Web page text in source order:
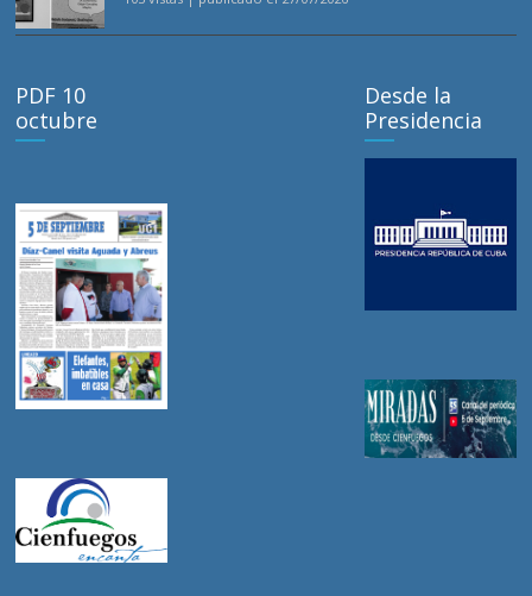
PDF 10
octubre
Desde la
Presidencia